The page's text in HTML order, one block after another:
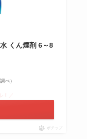
くん煙剤 6～8
べ）
ポチップ